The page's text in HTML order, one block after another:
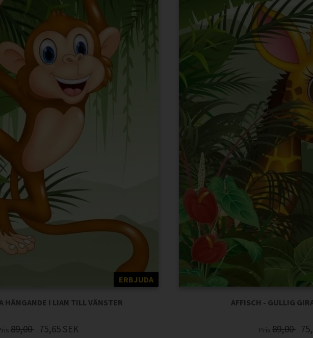
ERBJUDA
HÄNGANDE I LIAN TILL VÄNSTER
89,00 75,65 SEK
AFFISCH - GULLIG
Pris89,00